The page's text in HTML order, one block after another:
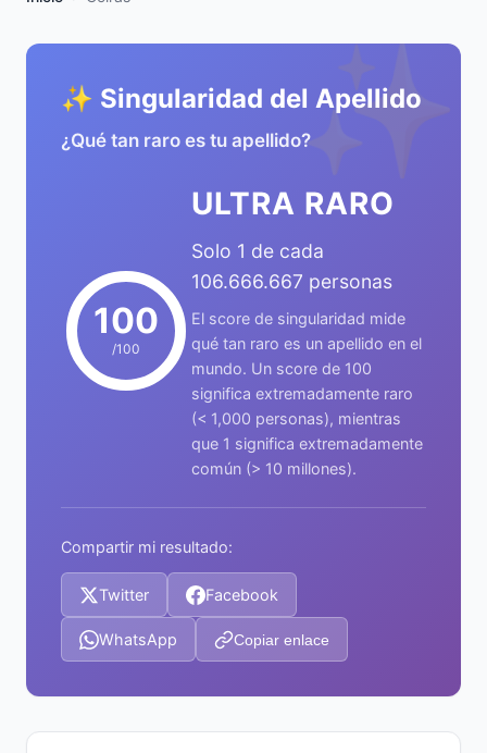
✨
✨ Singularidad del Apellido
¿Qué tan raro es tu apellido?
100
/100
ULTRA RARO
Solo 1 de cada
106.666.667 personas
El score de singularidad mide
qué tan raro es un apellido en el
mundo. Un score de 100
significa extremadamente raro
(< 1,000 personas), mientras
que 1 significa extremadamente
común (> 10 millones).
Compartir mi resultado:
Twitter Facebook
WhatsApp Copiar enlace